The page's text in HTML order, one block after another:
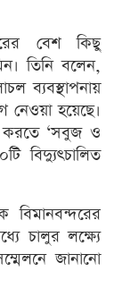
বেশ কিছু
তিনি বলেন,
ব্যবস্থাপনায়
নেওয়া হয়েছে।
করতে ‘সবুজ ও
বিদ্যুৎচালিত
বিমানবন্দরের
চালুর লক্ষ্যে
জানানো